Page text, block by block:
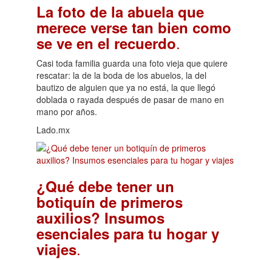
La foto de la abuela que
merece verse tan bien como
se ve en el recuerdo.
Casi toda familia guarda una foto vieja que quiere
rescatar: la de la boda de los abuelos, la del
bautizo de alguien que ya no está, la que llegó
doblada o rayada después de pasar de mano en
mano por años.
Lado.mx
¿Qué debe tener un
botiquín de primeros
auxilios? Insumos
esenciales para tu hogar y
viajes.